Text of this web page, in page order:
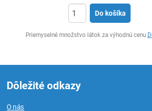
Do košíka
Priemyselné množstvo látok za výhodnú cenu
Dôležité odkazy
O nás